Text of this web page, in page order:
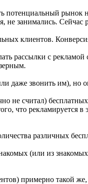
потенциальный
не занимались. Сейчас
клиентов.
рассылки с
даже звонить им), но
не считал)
что рекламируется
различных
(или из
примерно такой